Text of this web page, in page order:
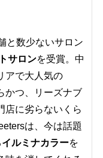
と数少ないサロン
サロンを受賞。中
アで大人気の
かつ、リーズナブ
店に劣らないくら
は、今は話題
イルミナカラーを